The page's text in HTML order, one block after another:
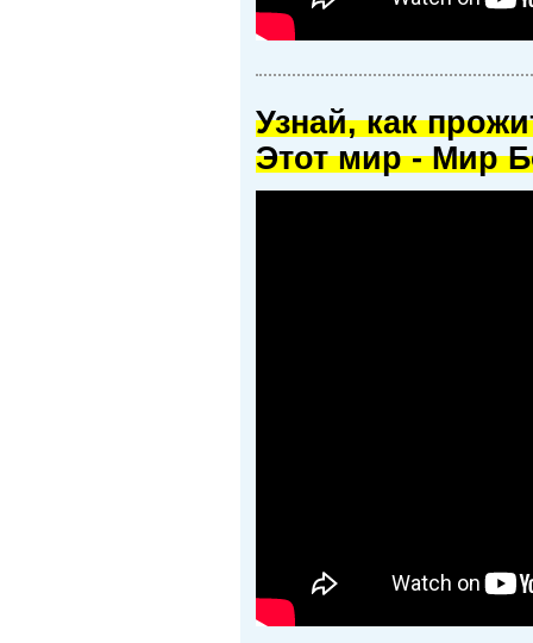
Узнай, как
Этот мир - Мир